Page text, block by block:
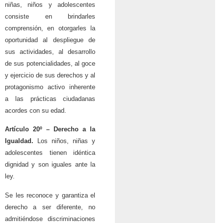
niñas, niños y adolescentes
consiste en brindarles
comprensión, en otorgarles la
oportunidad al despliegue de
sus actividades, al desarrollo
de sus potencialidades, al goce
y ejercicio de sus derechos y al
protagonismo activo inherente
a las prácticas ciudadanas
acordes con su edad.
Artículo 20º – Derecho a la
Igualdad. Los niños, niñas y
adolescentes tienen idéntica
dignidad y son iguales ante la
ley.
Se les reconoce y garantiza el
derecho a ser diferente, no
admitiéndose discriminaciones